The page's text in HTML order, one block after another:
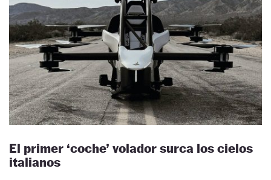
El primer ‘coche’ volador surca los cielos
italianos